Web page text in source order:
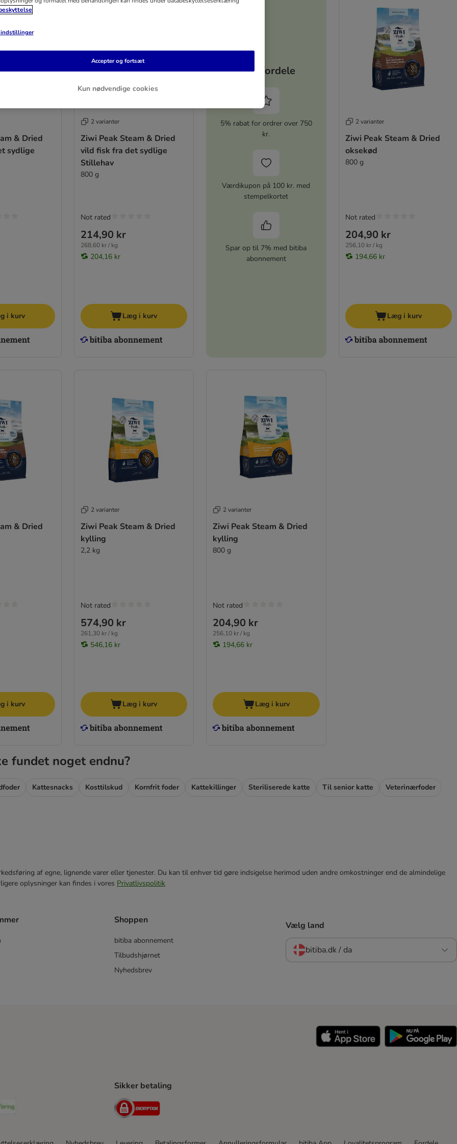
& Dried
sydlige
i kurv
2 varianter
Ziwi Peak Steam & Dried
vild fisk fra det sydlige
Stillehav
800 g
214,90 kr
268,60 kr / kg
204,16 kr
Not rated
Læg i kurv
Dine fordele
5% rabat for ordrer over 750
kr.
Værdikupon på 100 kr. med
stempelkortet
Spar op til 7% med bitiba
abonnement
2 varianter
Ziwi Peak Steam & Dried
oksekød
800 g
204,90 kr
256,10 kr / kg
194,66 kr
Not rated
Læg i kurv
& Dried
i kurv
2 varianter
Ziwi Peak Steam & Dried
kylling
2,2 kg
574,90 kr
261,30 kr / kg
546,16 kr
Not rated
Læg i kurv
2 varianter
Ziwi Peak Steam & Dried
kylling
800 g
204,90 kr
256,10 kr / kg
194,66 kr
Not rated
Læg i kurv
fundet noget endnu?
Kattesnacks Kosttilskud Kornfrit foder Kattekillinger Steriliserede katte Til senior katte
Veterinærfoder
af egne, lignende varer eller tjenester. Du kan til enhver tid gøre indsigelse herimod uden andre omkostninger end de almindelige
oplysninger kan findes i vores Privatlivspolitik
Shoppen
bitiba abonnement
Tilbudshjørnet
Nyhedsbrev
Vælg land
bitiba.dk / da
MethodShipping Method
Sikker betaling
Security
Kun nødvendige cookies
Accepter og fortsæt